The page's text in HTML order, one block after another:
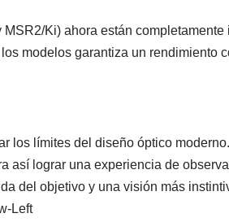
Ki) ahora están
modelos garantiza un rendimiento
los límites del diseño óptico
lograr una experiencia de
del objetivo y una visión más